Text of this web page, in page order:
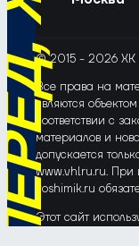
© 2015 - 2026 ХК
Все права на
являются
соответствии с
материалов и
допускается
www.vhlru.ru. При
voshimik.ru
Этот сайт